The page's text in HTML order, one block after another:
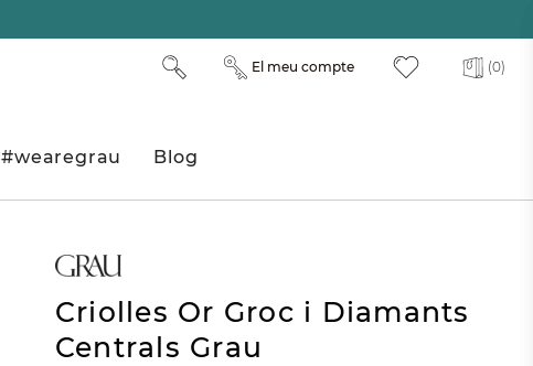
(0)
El meu compte
#wearegrau Blog
Criolles Or Groc i Diamants
Centrals Grau